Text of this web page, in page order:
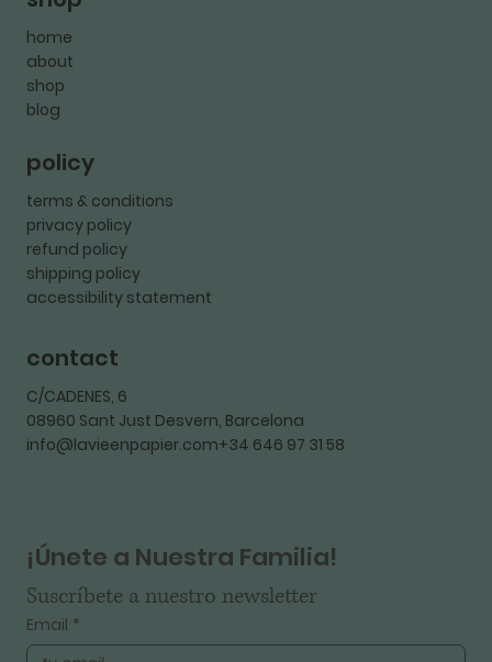
home
about
shop
blog
policy
terms & conditions
privacy policy
refund policy
shipping policy
accessibility statement
contact
C/CADENES, 6
08960 Sant Just Desvern, Barcelona
info@lavieenpapier.com+34 646 97 31 58
¡Únete a Nuestra Familia!
Suscríbete a nuestro newsletter
Email *